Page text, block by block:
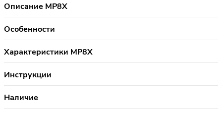
Описание MP8X
Особенности
Характеристики MP8X
Инструкции
Наличие